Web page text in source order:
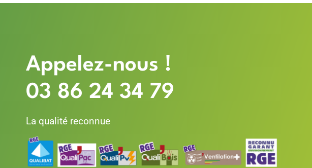
Appelez-nous !
03 86 24 34 79
La qualité reconnue